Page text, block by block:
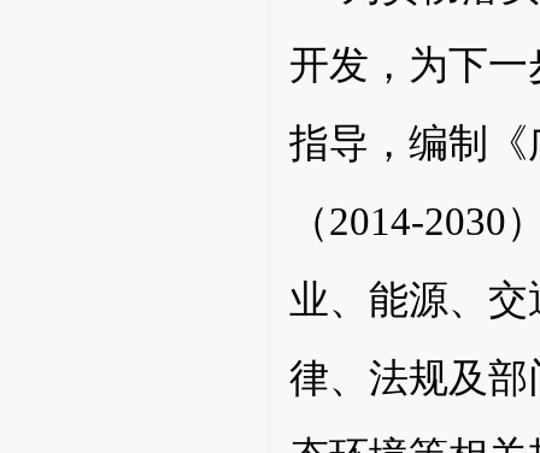
开发，为下
指导，编制
（2014-
业、能源、
律、法规及